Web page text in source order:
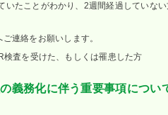
いたことがわかり、2週間経過していな
連絡をお願いします。
査を受けた、もしくは罹患した方
義務化に伴う重要事項につい